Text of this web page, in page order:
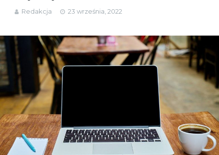
Redakcja 23 września, 2022